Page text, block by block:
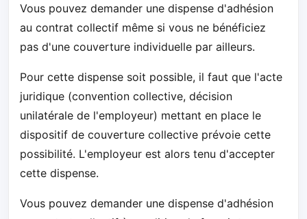
Vous pouvez demander une dispense d'adhésion
au contrat collectif même si vous ne bénéficiez
pas d'une couverture individuelle par ailleurs.
Pour cette dispense soit possible, il faut que l'acte
juridique (convention collective, décision
unilatérale de l'employeur) mettant en place le
dispositif de couverture collective prévoie cette
possibilité. L'employeur est alors tenu d'accepter
cette dispense.
Vous pouvez demander une dispense d'adhésion